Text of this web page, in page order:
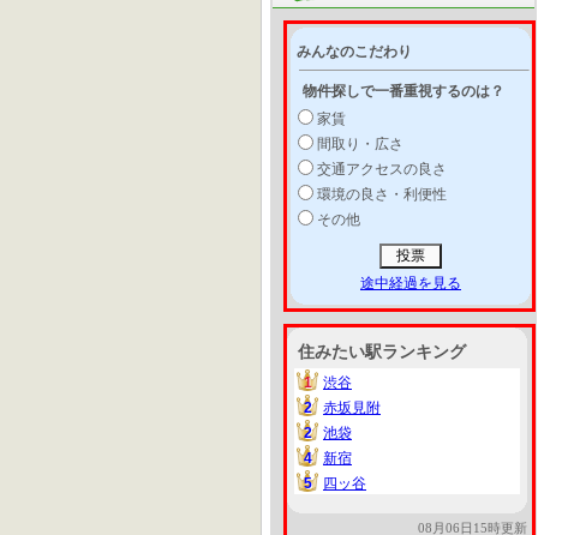
みんなのこだわり
物件探しで一番重視するのは？
家賃
間取り・広さ
交通アクセスの良さ
環境の良さ・利便性
その他
途中経過を見る
住みたい駅ランキング
1
1
渋谷
2
2
赤坂見附
2
2
池袋
4
4
新宿
5
5 四ッ谷
08月06日15時更新